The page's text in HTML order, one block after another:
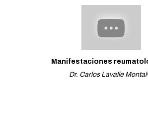
Manifestaciones
Dr. Carlos Lavalle